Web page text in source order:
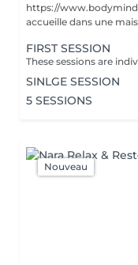
https://
accueille dans une
FIRST SESSION
SINLGE SESSION
5 SESSIONS
Nouveau